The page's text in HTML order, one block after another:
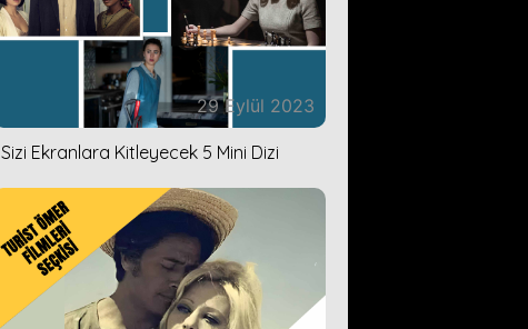
29 Eylül 2023
Sizi Ekranlara Kitleyecek 5 Mini Dizi